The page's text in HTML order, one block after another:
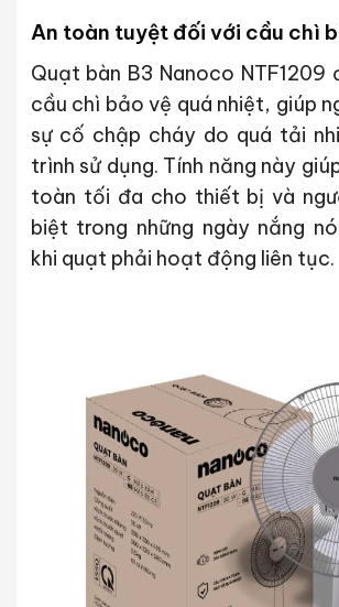
An toàn tuyệt đối với cầu chì
Quạt bàn B3 Nanoco NTF1209
cầu chì bảo vệ quá nhiệt, giúp
sự cố chập cháy do quá tải
trình sử dụng. Tính năng này
toàn tối đa cho thiết bị và
biệt trong những ngày nắng
khi quạt phải hoạt động liên tục.